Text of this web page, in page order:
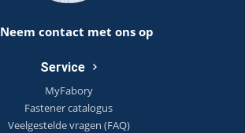
Neem contact met ons op
Service
MyFabory
Fastener catalogus
Veelgestelde vragen (FAQ)